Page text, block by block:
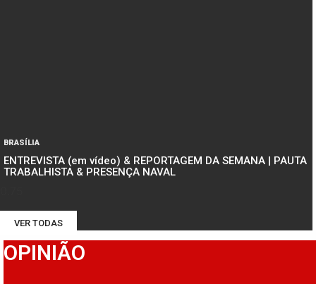
BRASÍLIA
ENTREVISTA (em vídeo) & REPORTAGEM DA SEMANA | PAUTA
TRABALHISTA & PRESENÇA NAVAL
VER TODAS
OPINIÃO